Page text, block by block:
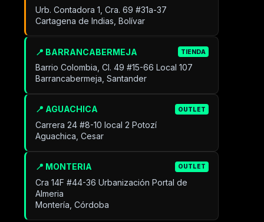
Urb. Contadora 1, Cra. 69 #31a-37
Cartagena de Indias, Bolívar
📍 BARRANCABERMEJA TIENDA
Barrio Colombia, Cl. 49 #15-66 Local 107
Barrancabermeja, Santander
📍 AGUACHICA OUTLET
Carrera 24 #8-10 local 2 Potozí
Aguachica, Cesar
📍 MONTERIA OUTLET
Cra 14F #44-36 Urbanización Portal de
Almeria
Montería, Córdoba